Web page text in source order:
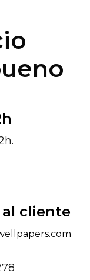
cliente